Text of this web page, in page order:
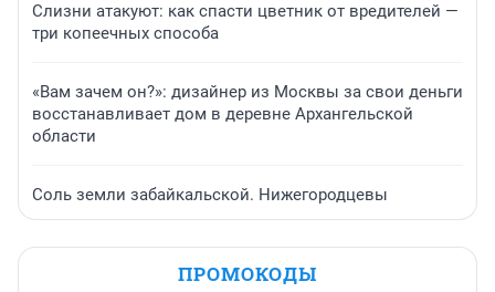
Слизни атакуют: как спасти цветник от вредителей —
три копеечных способа
«Вам зачем он?»: дизайнер из Москвы за свои деньги
восстанавливает дом в деревне Архангельской
области
Соль земли забайкальской. Нижегородцевы
ПРОМОКОДЫ